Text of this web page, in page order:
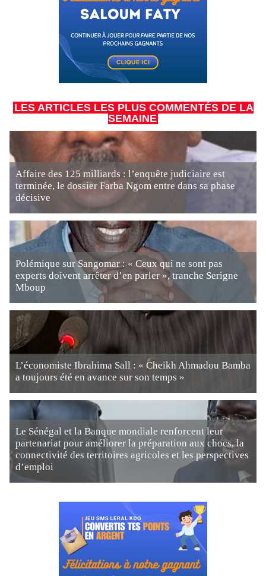
LES ARTICLES LES PLUS COMMENTÉS DE LA
SEMAINE
Affaire des 125 milliards : l’enquête judiciaire est
terminée, le dossier Farba Ngom entre dans sa phase
décisive
Polémique sur Sangomar : « Ceux qui ne sont pas
experts doivent arrêter d’en parler », tranche Serigne
Mboup
L’économiste Ibrahima Sall : « Cheikh Ahmadou Bamba
a toujours été en avance sur son temps »
Le Sénégal et la Banque mondiale renforcent leur
partenariat pour améliorer la préparation aux chocs, la
connectivité des territoires agricoles et les perspectives
d’emploi